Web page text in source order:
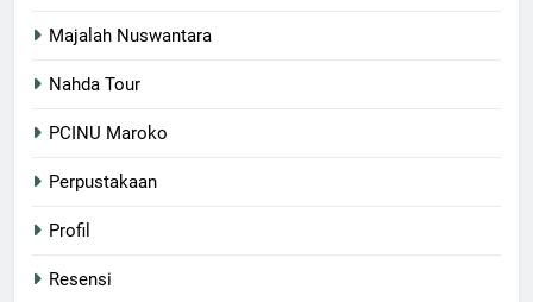
Majalah Nuswantara
Nahda Tour
PCINU Maroko
Perpustakaan
Profil
Resensi